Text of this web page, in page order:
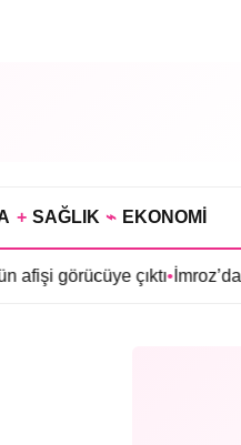
+ SAĞLIK ⌁ EKONOMİ
çıktı•İmroz’da Bahar’ın